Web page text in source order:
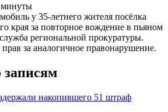
минуты
у 35-летнего жителя посёлка
края за повторное вождение в пьяном
региональной прокуратуры.
за аналогичное правонарушение.
накопившего 51 штраф